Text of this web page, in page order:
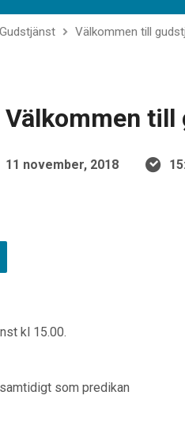
Gudstjänst Välkommen till
Välkommen till
11 november, 2018
kl 15.00.
som predikan